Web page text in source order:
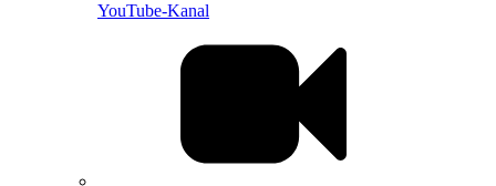
YouTube-Kanal